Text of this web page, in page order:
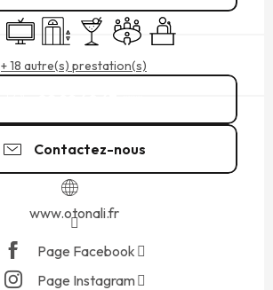
TélévisionAscenseurBar / BuvetteSalle de réunion
Séminaires
+ 18 autre(s) prestation(s)
Contactez-nous
www.otonali.fr
Page Facebook
Page Instagram